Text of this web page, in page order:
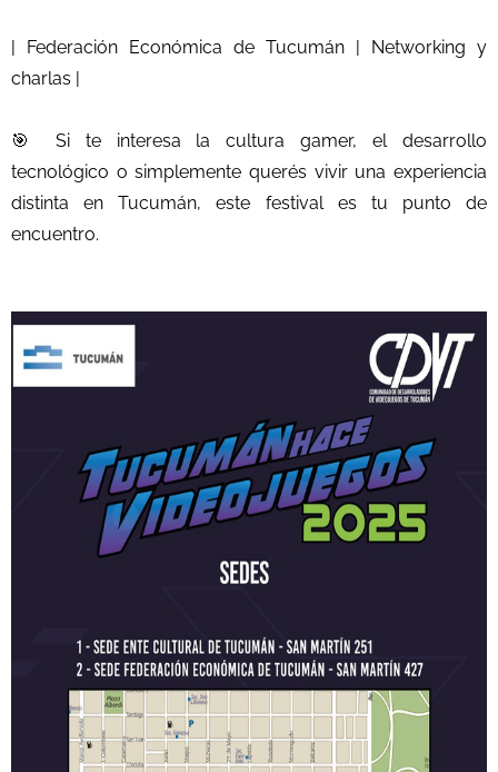
| Federación Económica de Tucumán | Networking y
charlas |
🎯 Si te interesa la cultura gamer, el desarrollo
tecnológico o simplemente querés vivir una experiencia
distinta en Tucumán, este festival es tu punto de
encuentro.